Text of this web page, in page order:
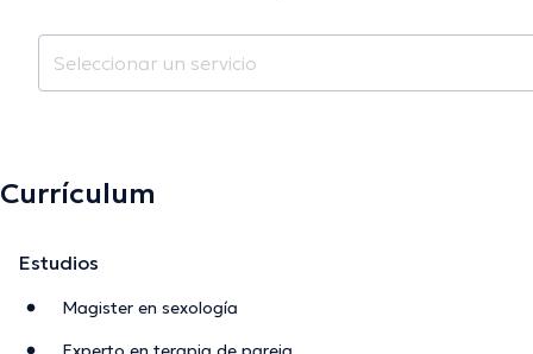
Currículum
Estudios
Magister en sexología